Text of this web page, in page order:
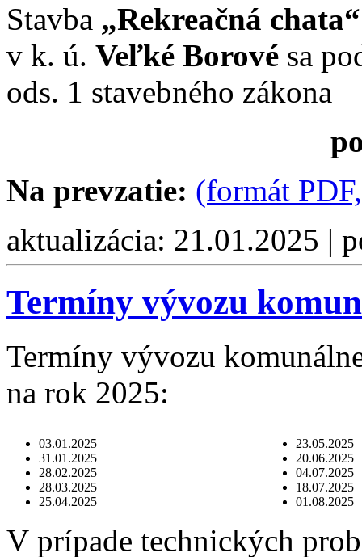
Stavba „Rekreačná chata“
v k. ú. Veľké Borové sa
ods. 1 stavebného zákona
Na prevzatie: (formát
aktualizácia: 21.01.2025 |
Termíny vývozu
Termíny vývozu
na rok 2025:
03.01.2025
31.01.2025
28.02.2025
28.03.2025
25.04.2025
23.05.2025
20.06.2025
04.07.2025
18.07.2025
01.08.2025
V prípade technických